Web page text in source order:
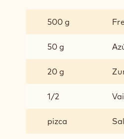
FRESA
500 g
50 g
20 g
1/2
pizca Sal